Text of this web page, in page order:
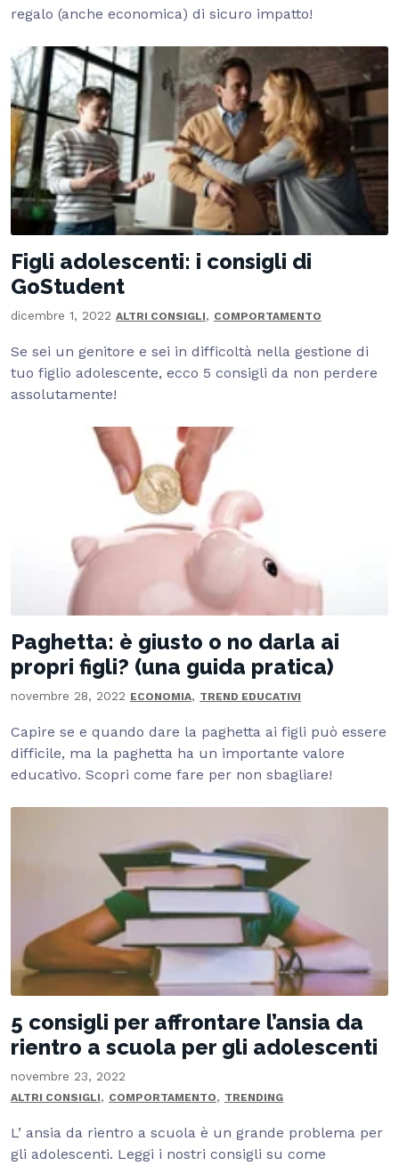
regalo (anche economica) di sicuro impatto!
Figli adolescenti: i consigli di
GoStudent
dicembre 1, 2022 ALTRI CONSIGLI, COMPORTAMENTO
Se sei un genitore e sei in difficoltà nella gestione di
tuo figlio adolescente, ecco 5 consigli da non perdere
assolutamente!
Paghetta: è giusto o no darla ai
propri figli? (una guida pratica)
novembre 28, 2022 ECONOMIA, TREND EDUCATIVI
Capire se e quando dare la paghetta ai figli può essere
difficile, ma la paghetta ha un importante valore
educativo. Scopri come fare per non sbagliare!
5 consigli per affrontare l’ansia da
rientro a scuola per gli adolescenti
novembre 23, 2022
ALTRI CONSIGLI, COMPORTAMENTO, TRENDING
L’ ansia da rientro a scuola è un grande problema per
gli adolescenti. Leggi i nostri consigli su come